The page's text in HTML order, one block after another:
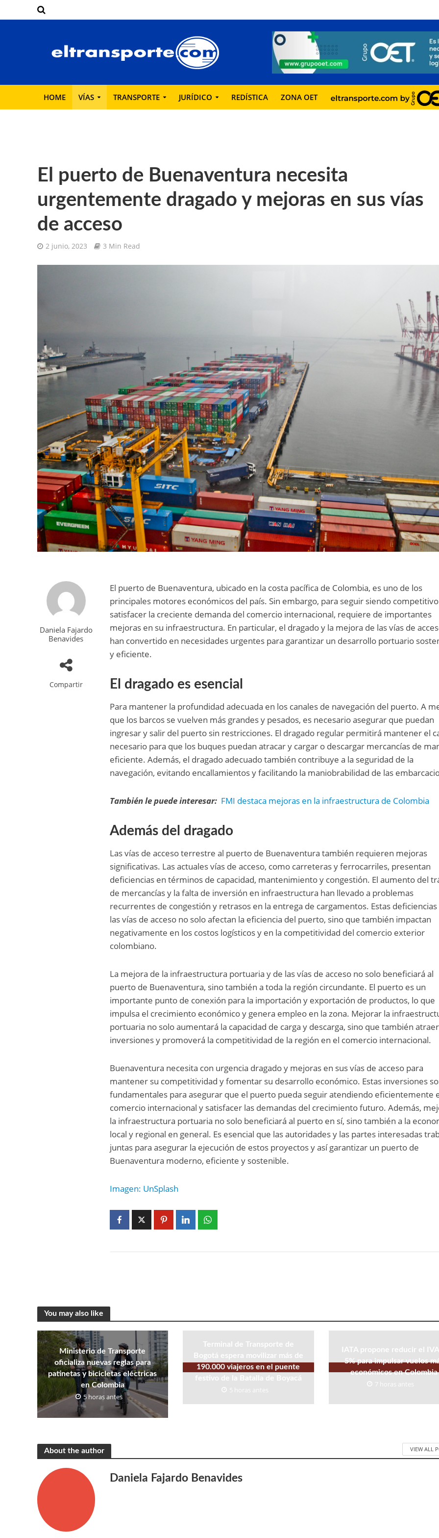
HOME VÍAS TRANSPORTE JURÍDICO REDÍSTICA ZONA OET
El puerto de Buenaventura necesita
urgentemente dragado y mejoras en sus vías
de acceso
2 junio, 2023 3 Min Read
Daniela Fajardo
Benavides
Compartir
El puerto de Buenaventura, ubicado en la costa pacífica de Colombia, es uno de los
principales motores económicos del país. Sin embargo, para seguir siendo
satisfacer la creciente demanda del comercio internacional, requiere de importantes
mejoras en su infraestructura. En particular, el dragado y la mejora de las vías de
han convertido en necesidades urgentes para garantizar un desarrollo portuario
y eficiente.
El dragado es esencial
Para mantener la profundidad adecuada en los canales de navegación del puerto. A
que los barcos se vuelven más grandes y pesados, es necesario asegurar que puedan
ingresar y salir del puerto sin restricciones. El dragado regular permitirá mantener el
necesario para que los buques puedan atracar y cargar o descargar mercancías de
eficiente. Además, el dragado adecuado también contribuye a la seguridad de la
navegación, evitando encallamientos y facilitando la maniobrabilidad de las
También le puede interesar: FMI destaca mejoras en la infraestructura de Colombia
Además del dragado
Las vías de acceso terrestre al puerto de Buenaventura también requieren mejoras
significativas. Las actuales vías de acceso, como carreteras y ferrocarriles, presentan
deficiencias en términos de capacidad, mantenimiento y congestión. El aumento del
de mercancías y la falta de inversión en infraestructura han llevado a problemas
recurrentes de congestión y retrasos en la entrega de cargamentos. Estas deficiencias
las vías de acceso no solo afectan la eficiencia del puerto, sino que también impactan
negativamente en los costos logísticos y en la competitividad del comercio exterior
colombiano.
La mejora de la infraestructura portuaria y de las vías de acceso no solo beneficiará al
puerto de Buenaventura, sino también a toda la región circundante. El puerto es un
importante punto de conexión para la importación y exportación de productos, lo que
impulsa el crecimiento económico y genera empleo en la zona. Mejorar la
portuaria no solo aumentará la capacidad de carga y descarga, sino que también
inversiones y promoverá la competitividad de la región en el comercio internacional.
Buenaventura necesita con urgencia dragado y mejoras en sus vías de acceso para
mantener su competitividad y fomentar su desarrollo económico. Estas inversiones
fundamentales para asegurar que el puerto pueda seguir atendiendo eficientemente
comercio internacional y satisfacer las demandas del crecimiento futuro. Además,
la infraestructura portuaria no solo beneficiará al puerto en sí, sino también a la
local y regional en general. Es esencial que las autoridades y las partes interesadas
juntas para asegurar la ejecución de estos proyectos y así garantizar un puerto de
Buenaventura moderno, eficiente y sostenible.
Imagen: UnSplash
You may also like
Ministerio de Transporte
oficializa nuevas reglas para
patinetas y bicicletas eléctricas
en Colombia
5 horas antes
Terminal de Transporte de
Bogotá espera movilizar más de
190.000 viajeros en el puente
festivo de la Batalla de Boyacá
5 horas antes
IATA propone reducir el IVA
5% para impulsar vuelos
económicos en Colombia
7 horas antes
About the author VIEW ALL
Daniela Fajardo Benavides